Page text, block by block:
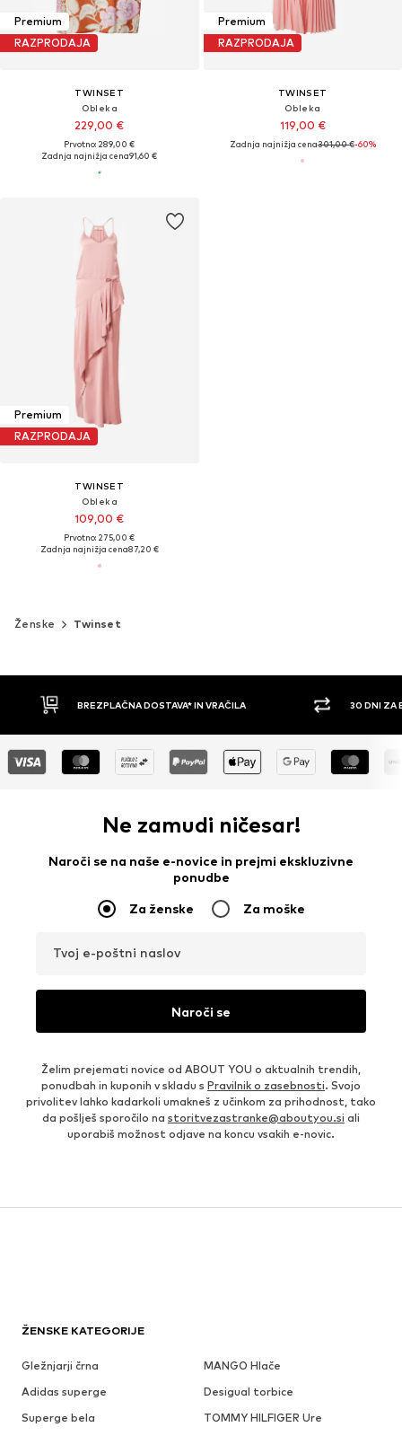
Premium
RAZPRODAJA
TWINSET
Obleka
229,00 €
Prvotno: 289,00 €
Zadnja najnižja cena91,60 €
Premium
RAZPRODAJA
TWINSET
Obleka
119,00 €
Zadnja najnižja cena301,00 €-60%
Premium
RAZPRODAJA
TWINSET
Obleka
109,00 €
Prvotno: 275,00 €
Zadnja najnižja cena87,20 €
Ženske Twinset
30 DNI ZA BREZPLAČNO VRAČILO PLAČILO Z
Ne zamudi ničesar!
Naroči se na naše e-novice in prejmi ekskluzivne
ponudbe
Za ženske Za moške
Tvoj e-poštni naslov
Naroči se
Želim prejemati novice od ABOUT YOU o aktualnih trendih,
ponudbah in kuponih v skladu s Pravilnik o zasebnosti. Svojo
privolitev lahko kadarkoli umakneš z učinkom za prihodnost, tako
da pošlješ sporočilo na storitvezastranke@aboutyou.si ali
uporabiš možnost odjave na koncu vsakih e-novic.
ŽENSKE KATEGORIJE
Gležnjarji črna
MANGO Hlače
Adidas superge
Desigual torbice
Superge bela
TOMMY HILFIGER Ure